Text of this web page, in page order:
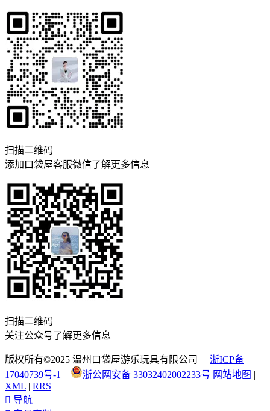
扫描二维码
添加口袋屋客服微信了解更多信息
扫描二维码
关注公众号了解更多信息
版权所有©2025 温州口袋屋游乐玩具有限公司 浙ICP备
17040739号-1
浙公网安备 33032402002233号 网站地图 |
XML | RRS
 导航